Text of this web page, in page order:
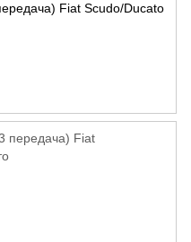
Fiat Scudo/Ducato